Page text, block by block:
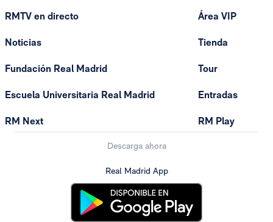
RMTV en directo
Noticias
Fundación Real Madrid
Escuela Universitaria Real Madrid
RM Next
Área VIP
Tienda
Tour
Entradas
RM Play
Descarga ahora
Real Madrid App